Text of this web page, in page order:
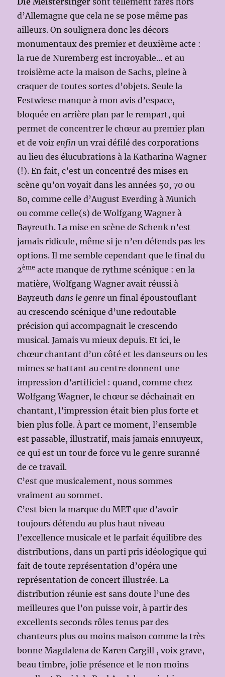
d’Allemagne que cela ne se pose même pas
ailleurs. On soulignera donc les décors
monumentaux des premier et deuxième acte :
la rue de Nuremberg est incroyable… et au
troisième acte la maison de Sachs, pleine à
craquer de toutes sortes d’objets. Seule la
Festwiese manque à mon avis d’espace,
bloquée en arrière plan par le rempart, qui
permet de concentrer le chœur au premier plan
et de voirenfin un vrai défilé des corporations
au lieu des élucubrations à la Katharina Wagner
(!). En fait, c’est un concentré des mises en
scène qu’on voyait dans les années 50, 70 ou
80, comme celle d’August Everding à Munich
ou comme celle(s) de Wolfgang Wagner à
Bayreuth. La mise en scène de Schenk n’est
jamais ridicule, même si je n’en défends pas les
options. Il me semble cependant que le final du
2ème acte manque de rythme scénique : en la
matière, Wolfgang Wagner avait réussi à
Bayreuthdans le genre un final époustouflant
au crescendo scénique d’une redoutable
précision qui accompagnait le crescendo
musical. Jamais vu mieux depuis. Et ici, le
chœur chantant d’un côté et les danseurs ou les
mimes se battant au centre donnent une
impression d’artificiel : quand, comme chez
Wolfgang Wagner, le chœur se déchainait en
chantant, l’impression était bien plus forte et
bien plus folle. À part ce moment, l’ensemble
est passable, illustratif, mais jamais ennuyeux,
ce qui est un tour de force vu le genre suranné
de ce travail.
C’est que musicalement, nous sommes
vraiment au sommet.
C’est bien la marque du MET que d’avoir
toujours défendu au plus haut niveau
l’excellence musicale et le parfait équilibre des
distributions, dans un parti pris idéologique qui
fait de toute représentation d’opéra une
représentation de concert illustrée. La
distribution réunie est sans doute l’une des
meilleures que l’on puisse voir, à partir des
excellents seconds rôles tenus par des
chanteurs plus ou moins maison comme la très
bonne Magdalena de Karen Cargill , voix grave,
beau timbre, jolie présence et le non moins